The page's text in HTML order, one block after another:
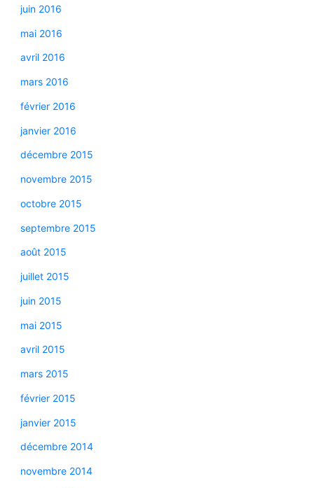
juin 2016
mai 2016
avril 2016
mars 2016
février 2016
janvier 2016
décembre 2015
novembre 2015
octobre 2015
septembre 2015
août 2015
juillet 2015
juin 2015
mai 2015
avril 2015
mars 2015
février 2015
janvier 2015
décembre 2014
novembre 2014